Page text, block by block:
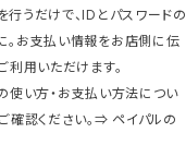
うだけで、IDとパスワードの
。お支払い情報をお店側に伝
利用いただけます。
使い方・お支払い方法につい
確認ください。⇒ ペイパルの